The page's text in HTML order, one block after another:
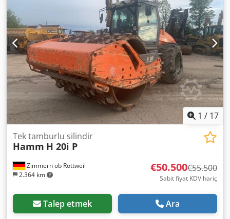
Fiyat: Talep üzerine Ek Bilgiler Daha fazla bilgi için Ernst
van Hek ile iletişime geçin.
1 / 17
Zimmern ob Rottweil
2.364 km
Tek tamburlu silindir
Hamm H 20i P
€50.500€55.500
Sabit fiyat KDV hariç
Talep etmek Ara